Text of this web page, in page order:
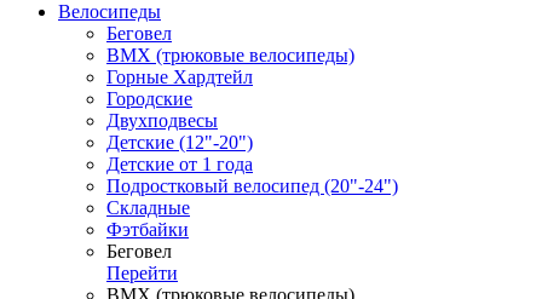
Велосипеды
Беговел
ВМХ (трюковые велосипеды)
Горные Хардтейл
Городские
Двухподвесы
Детские (12"-20")
Детские от 1 года
Подростковый велосипед (20"-24")
Складные
Фэтбайки
Беговел
Перейти
ВМХ (трюковые велосипеды)